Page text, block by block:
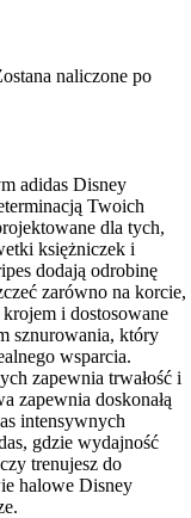
naliczone po
adidas Disney
Twoich
dla tych,
księżniczek i
dodają odrobinę
zarówno na korcie,
i dostosowane
sznurowania, który
wsparcia.
zapewnia trwałość i
zapewnia doskonałą
intensywnych
gdzie wydajność
trenujesz do
halowe Disney